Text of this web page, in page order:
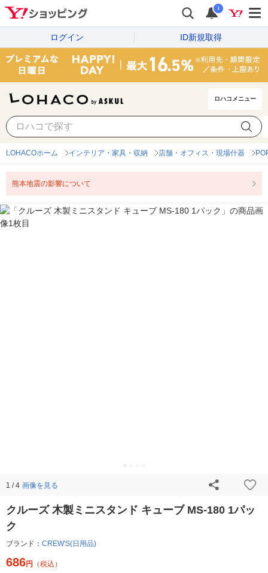
i
ログイン ID新規取得
ロハコメニュー
LOHACOホーム インテリア・家具・収納 店舗・オフィス・現場什器
熊本地震の影響について
1 / 4 画像を見る
クルーズ 木製ミニスタンド キューブ MS-180 1パッ
ク
ブランド： CREW'S(日用品)
686円 （税込）